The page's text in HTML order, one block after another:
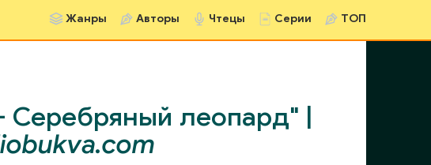
Жанры Авторы Чтецы Серии ТОП
Серебряный леопард" |